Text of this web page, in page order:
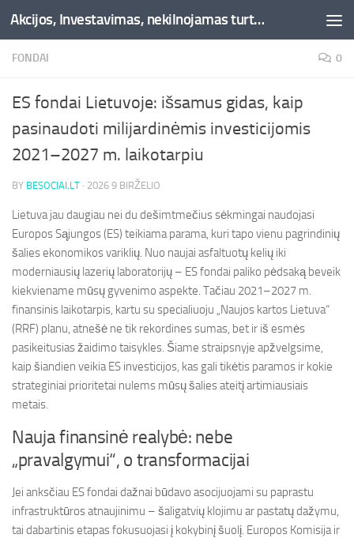
Skip to content Akcijos, Investavimas, nekilnojamas turtas, kriptovaliutos - Besociai.lt
FONDAI 0
ES fondai Lietuvoje: išsamus gidas, kaip
pasinaudoti milijardinėmis investicijomis
2021–2027 m. laikotarpiu
BY BESOCIAI.LT · 2026 9 BIRŽELIO
Lietuva jau daugiau nei du dešimtmečius sėkmingai naudojasi
Europos Sąjungos (ES) teikiama parama, kuri tapo vienu pagrindinių
šalies ekonomikos variklių. Nuo naujai asfaltuotų kelių iki
moderniausių lazerių laboratorijų – ES fondai paliko pėdsaką beveik
kiekviename mūsų gyvenimo aspekte. Tačiau 2021–2027 m.
finansinis laikotarpis, kartu su specialiuoju „Naujos kartos Lietuva“
(RRF) planu, atnešė ne tik rekordines sumas, bet ir iš esmės
pasikeitusias žaidimo taisykles. Šiame straipsnyje apžvelgsime,
kaip šiandien veikia ES investicijos, kas gali tikėtis paramos ir kokie
strateginiai prioritetai nulems mūsų šalies ateitį artimiausiais
metais.
Nauja finansinė realybė: nebe
„pravalgymui“, o transformacijai
Jei anksčiau ES fondai dažnai būdavo asocijuojami su paprastu
infrastruktūros atnaujinimu – šaligatvių klojimu ar pastatų dažymu,
tai dabartinis etapas fokusuojasi į kokybinį šuolį. Europos Komisija ir